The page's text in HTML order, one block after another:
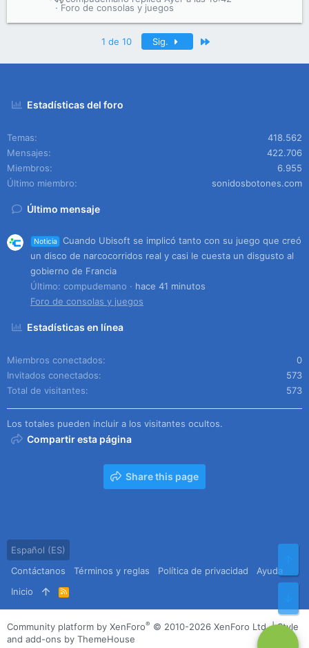
Foro de consolas y juegos
1 de 10 Sig.
Estadísticas del foro
Temas
418.562
Mensajes
422.706
Miembros
6.955
Último miembro
sonidosbotones.com
Último mensaje
Noticia
Cuando Ubisoft se implicó tanto con su juego que creó
un disco de narcocorridos real y casi le cuesta un disgusto al
gobierno de Francia
Último: compudemano
hace 41 minutos
Foro de consolas y juegos
Estadísticas en línea
Miembros conectados
0
Invitados conectados
573
Total de visitantes
573
Los totales pueden incluir a los visitantes ocultos.
Compartir esta página
Share this page
Español (ES)
Contáctanos
Términos y reglas Política de privacidad
Ayuda
Inicio
R
S
S
Community platform by XenForo® © 2010-2026 XenForo Ltd. |Style
and add-ons by ThemeHouse